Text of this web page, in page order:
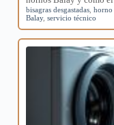
bisagras desgastadas ,horno
Balay,servicio técnico